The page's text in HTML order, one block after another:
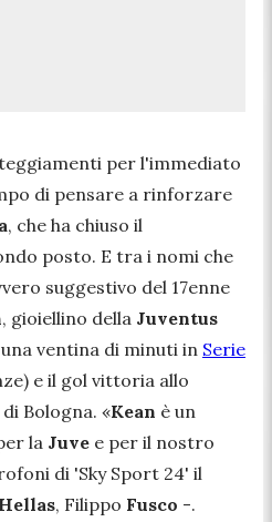
per l'immediato
di pensare a rinforzare
, che ha chiuso il
posto. E tra i nomi che
suggestivo del 17enne
, gioiellino della Juventus
ventina di minuti in Serie
e il gol vittoria allo
Bologna. «Kean è un
la Juve e per il nostro
di 'Sky Sport 24' il
Hellas, Filippo Fusco -.